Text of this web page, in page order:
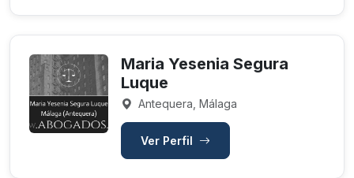
Maria Yesenia Segura
Luque
Antequera, Málaga
Ver Perfil